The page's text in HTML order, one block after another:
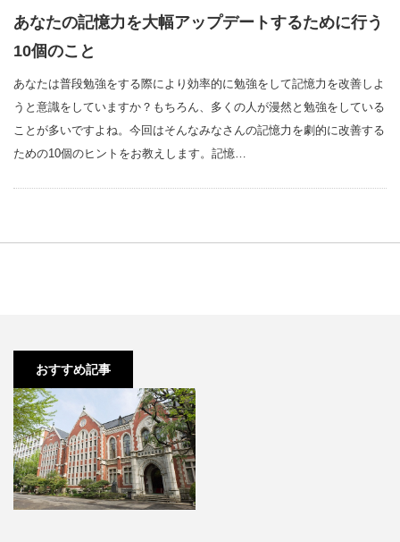
あなたの記憶力を大幅アップデートするために行う
10個のこと
あなたは普段勉強をする際により効率的に勉強をして記憶力を改善しよ
うと意識をしていますか？もちろん、多くの人が漫然と勉強をしている
ことが多いですよね。今回はそんなみなさんの記憶力を劇的に改善する
ための10個のヒントをお教えします。記憶…
おすすめ記事